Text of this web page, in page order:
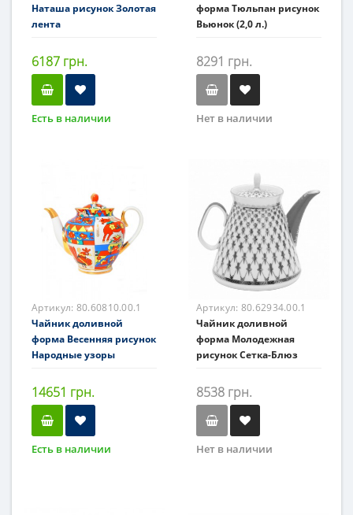
Наташа рисунок Золотая
лента
6187 грн.
Есть в наличии
форма Тюльпан рисунок
Вьюнок (2,0 л.)
8291 грн.
Нет в наличии
Артикул: 80.60810.00.1
Чайник доливной
форма Весенняя рисунок
Народные узоры
14651 грн.
Есть в наличии
Артикул: 80.62934.00.1
Чайник доливной
форма Молодежная
рисунок Сетка-Блюз
8538 грн.
Нет в наличии